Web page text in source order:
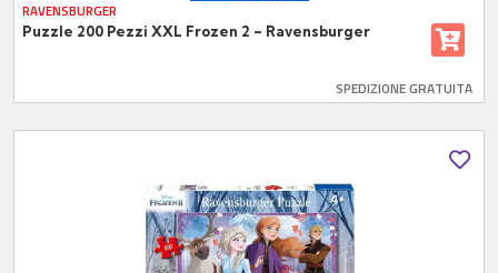
RAVENSBURGER
Puzzle 200 Pezzi XXL Frozen 2 – Ravensburger
SPEDIZIONE GRATUITA